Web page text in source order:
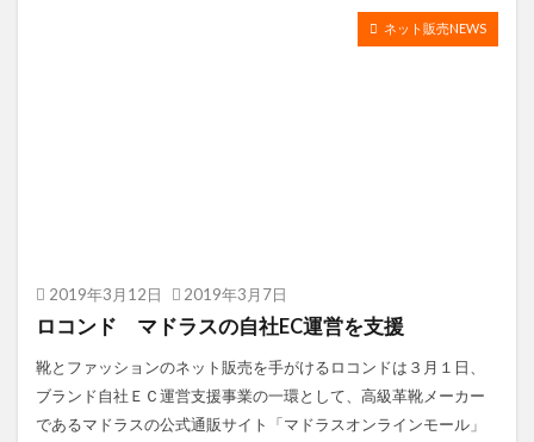
ネット販売NEWS
2019年3月12日 2019年3月7日
ロコンド マドラスの自社EC運営を支援
靴とファッションのネット販売を手がけるロコンドは３月１日、
ブランド自社ＥＣ運営支援事業の一環として、高級革靴メーカー
であるマドラスの公式通販サイト「マドラスオンラインモール」